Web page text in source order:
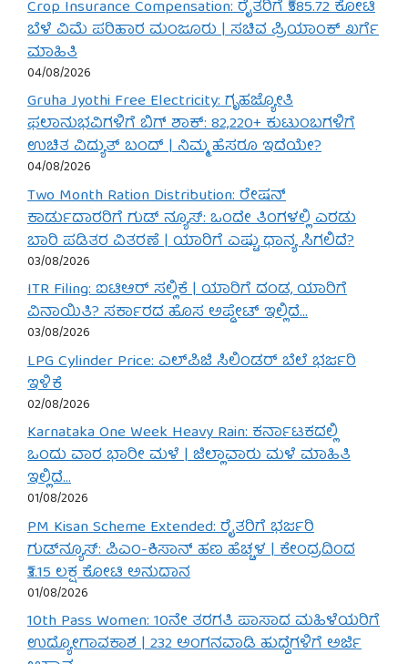
Crop Insurance Compensation: ರೈತರಿಗೆ ₹585.72 ಕೋಟಿ
ಬೆಳೆ ವಿಮೆ ಪರಿಹಾರ ಮಂಜೂರು | ಸಚಿವ ಪ್ರಿಯಾಂಕ್ ಖರ್ಗೆ
ಮಾಹಿತಿ
04/08/2026
Gruha Jyothi Free Electricity: ಗೃಹಜ್ಯೋತಿ
ಫಲಾನುಭವಿಗಳಿಗೆ ಬಿಗ್ ಶಾಕ್: 82,220+ ಕುಟುಂಬಗಳಿಗೆ
ಉಚಿತ ವಿದ್ಯುತ್ ಬಂದ್ | ನಿಮ್ಮ ಹೆಸರೂ ಇದೆಯೇ?
04/08/2026
Two Month Ration Distribution: ರೇಷನ್
ಕಾರ್ಡುದಾರರಿಗೆ ಗುಡ್ ನ್ಯೂಸ್: ಒಂದೇ ತಿಂಗಳಲ್ಲಿ ಎರಡು
ಬಾರಿ ಪಡಿತರ ವಿತರಣೆ | ಯಾರಿಗೆ ಎಷ್ಟು ಧಾನ್ಯ ಸಿಗಲಿದೆ?
03/08/2026
ITR Filing: ಐಟಿಆರ್ ಸಲ್ಲಿಕೆ | ಯಾರಿಗೆ ದಂಡ, ಯಾರಿಗೆ
ವಿನಾಯಿತಿ? ಸರ್ಕಾರದ ಹೊಸ ಅಪ್ಡೇಟ್ ಇಲ್ಲಿದೆ…
03/08/2026
LPG Cylinder Price: ಎಲ್‌ಪಿಜಿ ಸಿಲಿಂಡರ್ ಬೆಲೆ ಭರ್ಜರಿ
ಇಳಿಕೆ
02/08/2026
Karnataka One Week Heavy Rain: ಕರ್ನಾಟಕದಲ್ಲಿ
ಒಂದು ವಾರ ಭಾರೀ ಮಳೆ | ಜಿಲ್ಲಾವಾರು ಮಳೆ ಮಾಹಿತಿ
ಇಲ್ಲಿದೆ…
01/08/2026
PM Kisan Scheme Extended: ರೈತರಿಗೆ ಭರ್ಜರಿ
ಗುಡ್‌ನ್ಯೂಸ್: ಪಿಎಂ-ಕಿಸಾನ್ ಹಣ ಹೆಚ್ಚಳ | ಕೇಂದ್ರದಿಂದ
₹3.15 ಲಕ್ಷ ಕೋಟಿ ಅನುದಾನ
01/08/2026
10th Pass Women: 10ನೇ ತರಗತಿ ಪಾಸಾದ ಮಹಿಳೆಯರಿಗೆ
ಉದ್ಯೋಗಾವಕಾಶ | 232 ಅಂಗನವಾಡಿ ಹುದ್ದೆಗಳಿಗೆ ಅರ್ಜಿ